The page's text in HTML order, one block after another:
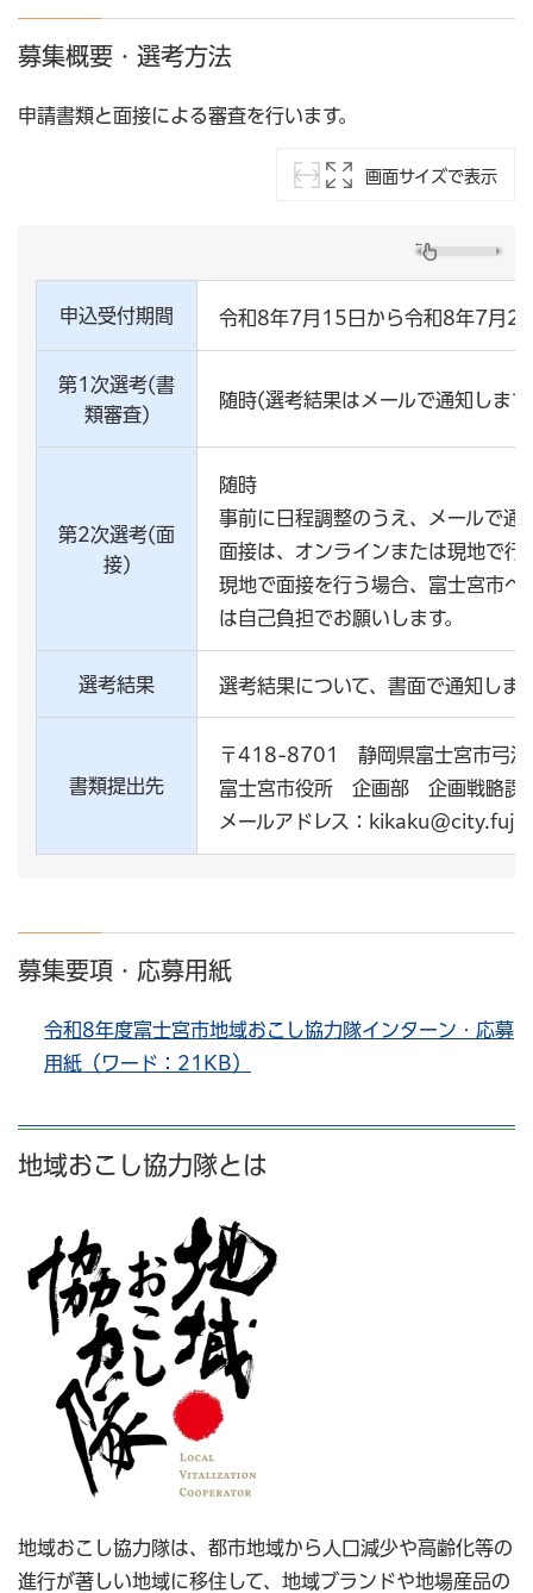
募集概要・選考方法
申請書類と面接による審査を行います。
画面サイズで表示
申込受付期間 令和8年7月15日から令和8年7月
第1次選考(書
類審査)
随時(選考結果はメールで通知しま
第2次選考(面
接)
随時
事前に日程調整のうえ、メールで通
面接は、オンラインまたは現地で行
現地で面接を行う場合、富士宮市へ
は自己負担でお願いします。
選考結果 選考結果について、書面で通知しま
書類提出先
〒418-8701 静岡県富士宮市弓沢
富士宮市役所 企画部 企画戦略課
メールアドレス：
募集要項・応募用紙
令和8年度富士宮市地域おこし協力隊インターン・応募
用紙（ワード：21KB）
地域おこし協力隊とは
地域おこし協力隊は、都市地域から人口減少や高齢化等の
進行が著しい地域に移住して、地域ブランドや地場産品の